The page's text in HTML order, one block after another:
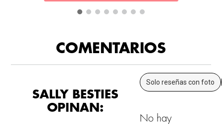
COMENTARIOS
SALLY BESTIES
OPINAN:
Solo reseñas con foto
No hay